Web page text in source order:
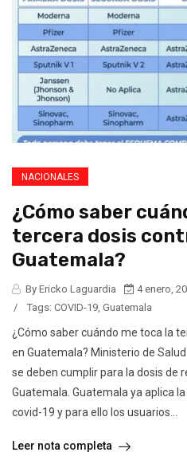
NACIONALES
¿Cómo saber
tercera dosis
Guatemala?
By Ericko Laguardia
4 enero,
/
Tags: COVID-19 Guatemala
¿Cómo saber cuándo me toca la
en Guatemala? Ministerio de
se deben cumplir para la dosis de
Guatemala. Guatemala ya aplica
covid-19 y para ello los usuarios...
Leer nota completa